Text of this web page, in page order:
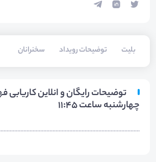
بلیت‌ توضیحات رویداد سخنرانان
توضیحات رایگان و انلاین کاریابی
چهارشنبه ساعت 11:45